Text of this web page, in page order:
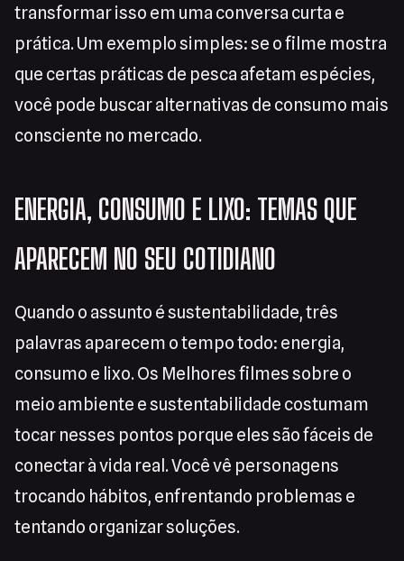
transformar isso em uma conversa curta e
prática. Um exemplo simples: se o filme mostra
que certas práticas de pesca afetam espécies,
você pode buscar alternativas de consumo mais
consciente no mercado.
ENERGIA, CONSUMO E LIXO: TEMAS QUE
APARECEM NO SEU COTIDIANO
Quando o assunto é sustentabilidade, três
palavras aparecem o tempo todo: energia,
consumo e lixo. Os Melhores filmes sobre o
meio ambiente e sustentabilidade costumam
tocar nesses pontos porque eles são fáceis de
conectar à vida real. Você vê personagens
trocando hábitos, enfrentando problemas e
tentando organizar soluções.